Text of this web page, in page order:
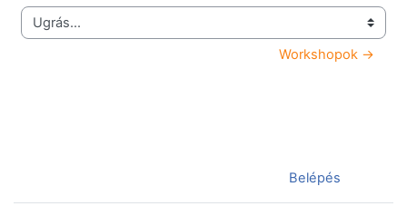
Ugrás...
Workshopok →
Belépés